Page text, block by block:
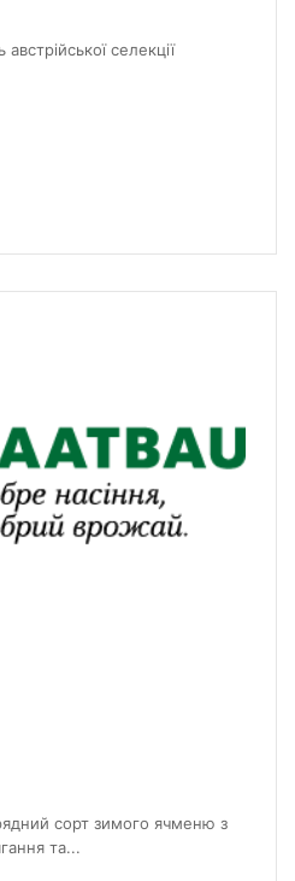
селекції
сорт зимого ячменю з
та...